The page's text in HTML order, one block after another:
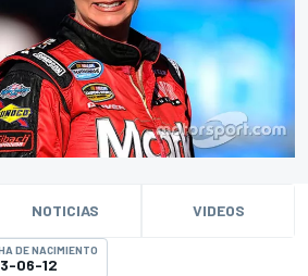
NOTICIAS VIDEOS
DE NACIMIENTO
06-12